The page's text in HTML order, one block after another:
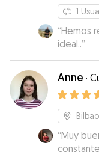
1
“Hemos
ideal..”
Anne ·
Bilbao
“Muy